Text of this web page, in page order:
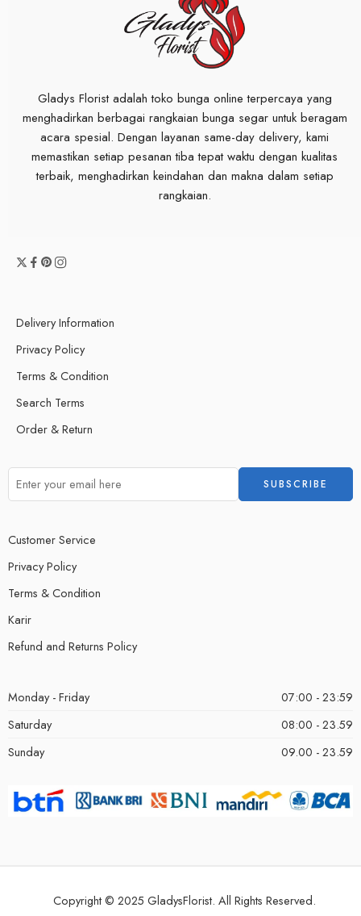
Gladys Florist adalah toko bunga online terpercaya yang
menghadirkan berbagai rangkaian bunga segar untuk beragam
acara spesial. Dengan layanan same-day delivery, kami
memastikan setiap pesanan tiba tepat waktu dengan kualitas
terbaik, menghadirkan keindahan dan makna dalam setiap
rangkaian.
Delivery Information
Privacy Policy
Terms & Condition
Search Terms
Order & Return
Customer Service
Privacy Policy
Terms & Condition
Karir
Refund and Returns Policy
Monday - Friday
07:00 - 23:59
Saturday
08:00 - 23.59
Sunday
09.00 - 23.59
Copyright © 2025 GladysFlorist. All Rights Reserved.